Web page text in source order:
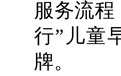
服务流
行”儿童
牌。